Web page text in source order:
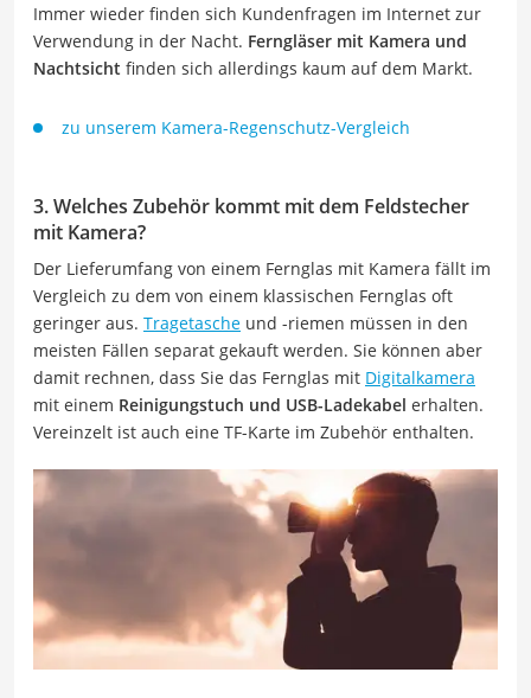
Immer wieder finden sich Kundenfragen im Internet zur
Verwendung in der Nacht. Ferngläser mit Kamera und
Nachtsicht finden sich allerdings kaum auf dem Markt.
zu unserem Kamera-Regenschutz-Vergleich
3. Welches Zubehör kommt mit dem Feldstecher
mit Kamera?
Der Lieferumfang von einem Fernglas mit Kamera fällt im
Vergleich zu dem von einem klassischen Fernglas oft
geringer aus. Tragetasche und -riemen müssen in den
meisten Fällen separat gekauft werden. Sie können aber
damit rechnen, dass Sie das Fernglas mit Digitalkamera
mit einem Reinigungstuch und USB-Ladekabel erhalten.
Vereinzelt ist auch eine TF-Karte im Zubehör enthalten.